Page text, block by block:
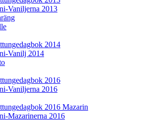
Vaniljerna 2013
2014
Vanilj 2014
2016
Vaniljerna 2016
2016 Mazarin
Mazarinerna 2016